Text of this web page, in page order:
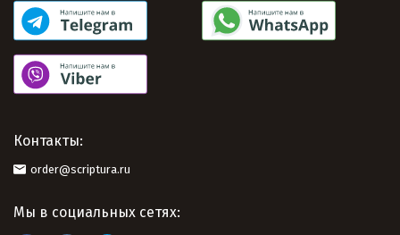
Контакты:
order@scriptura.ru
Мы в социальных сетях: